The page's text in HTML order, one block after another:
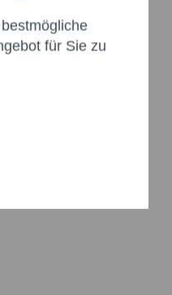
Aktiv
für Sie zu